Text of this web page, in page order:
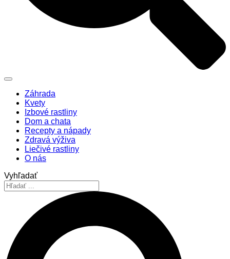
Záhrada
Kvety
Izbové rastliny
Dom a chata
Recepty a nápady
Zdravá výživa
Liečivé rastliny
O nás
Vyhľadať